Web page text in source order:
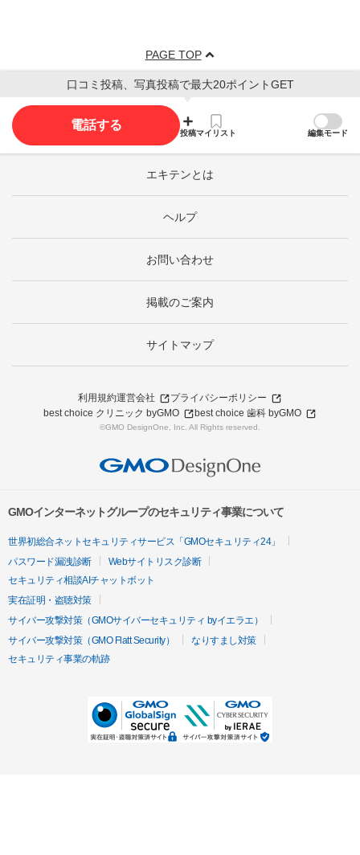
PAGE TOP
口コミ投稿、写真投稿で最大20ポイントGET
電話する
投稿マイリスト 編集モード
エキテンとは
ヘルプ
お問い合わせ
掲載のご案内
サイトマップ
利用規約運営会社
プライバシーポリシー
best choice クリニック byGMO
best choice 歯科 byGMO
©GMO DesignOne, Inc. All Rights reserved.
GMOインターネットグループのセキュリティ事業について
世界初総合ネットセキュリティサービス「GMOセキュリティ24」
パスワード漏洩診断
Webサイトリスク診断
セキュリティ相談AIチャットボット
実在証明・盗聴対策
サイバー攻撃対策（GMOサイバーセキュリティ byイエラエ）
サイバー攻撃対策（GMO Flatt Security）
なりすまし対策
セキュリティ事業の軌跡